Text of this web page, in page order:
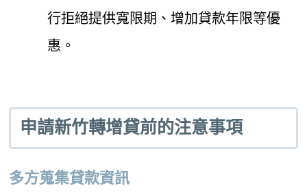
行拒絕提供寬限期、增加貸款年限等優
惠。
申請新竹轉增貸前的注意事項
多方蒐集貸款資訊